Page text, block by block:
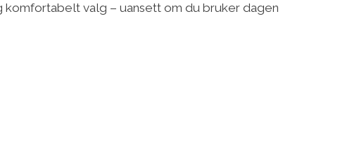
valg – uansett om du bruker dagen